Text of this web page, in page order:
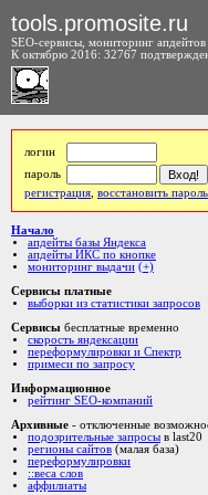
tools.promosite.ru
SEO-сервисы, мониторинг
К октябрю 2016: 32767
логин
пароль
регистрация восстановить пароль
Начало
апдейты базы Яндекса
апдейты ИКС по кнопке
мониторинг выдачи (+)
Сервисы платные
выборки из статистики запросов
Сервисы бесплатные временно
скорость яндексации
переформулировки и Спектр
примеси по запросу
Информационное
рейтинг SEO-компаний
Архивные - отключенные
подозрительные запросы в last20
регионы сайтов (малая база)
переформулировки
::веса слов
аффилиаты